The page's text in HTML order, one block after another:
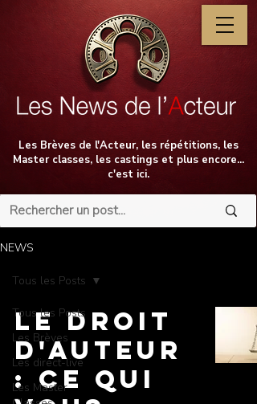
Les Brèves de l'Acteur, les répétitions, les
Master classes, les castings et plus encore...
c'est ici.
NEWS
Tous les Posts
Les Brèves
Les direct-live
Les Master
Tous les Posts
Le droit
d'auteur
: ce qui